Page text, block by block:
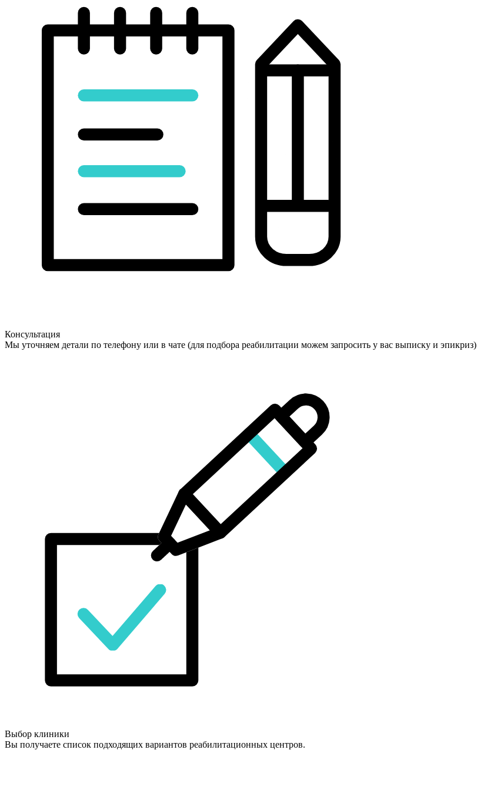
Консультация
Мы уточняем детали по телефону или в чате (для подбора реабилитации можем запросить у вас выписку и эпикриз)
Выбор клиники
Вы получаете список подходящих вариантов реабилитационных центров.